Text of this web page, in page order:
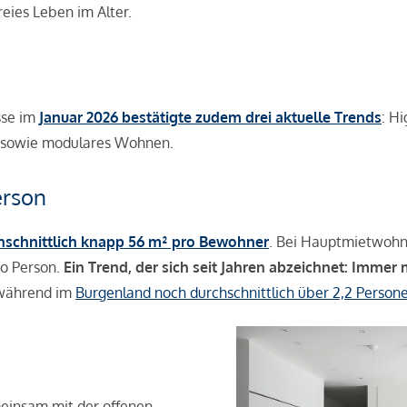
Leben im Alter.
im Januar 2026 bestätigte zudem drei aktuelle Trends:
modulares Wohnen.
knapp 56 m² pro Bewohner . Bei
Person. Ein Trend, der sich seit Jahren abzeichnet:
im Burgenland noch durchschnittlich über 2,2